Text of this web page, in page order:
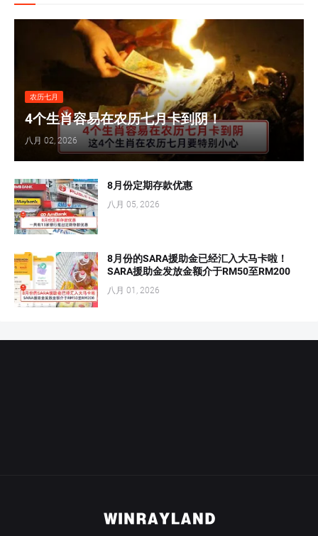
农历七月
4个生肖容易在农历七月卡到阴！
八月 02, 2026
8月份定期存款优惠
八月 05, 2026
8月份的SARA援助金已经汇入大马卡啦！
SARA援助金发放金额介于RM50至RM200
八月 01, 2026